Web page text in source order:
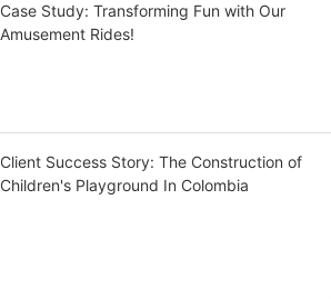
Case Study: Transforming Fun with Our
Amusement Rides!
Client Success Story: The Construction of
Children's Playground In Colombia